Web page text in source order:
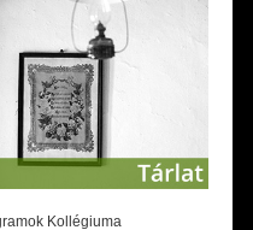
Kollégiuma